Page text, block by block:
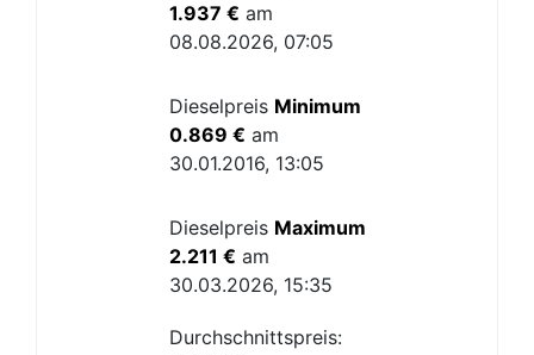
1.937 € am
08.08.2026, 07:05
Dieselpreis Minimum
0.869 € am
30.01.2016, 13:05
Dieselpreis Maximum
2.211 € am
30.03.2026, 15:35
Durchschnittspreis: